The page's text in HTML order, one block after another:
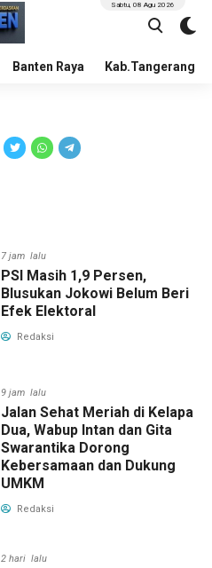
Banten Raya Kab.Tangerang
Sabtu, 08 Agu 2026
7 jam lalu
PSI Masih 1,9 Persen,
Blusukan Jokowi Belum Beri
Efek Elektoral
Redaksi
9 jam lalu
Jalan Sehat Meriah di Kelapa
Dua, Wabup Intan dan Gita
Swarantika Dorong
Kebersamaan dan Dukung
UMKM
Redaksi
2 hari lalu